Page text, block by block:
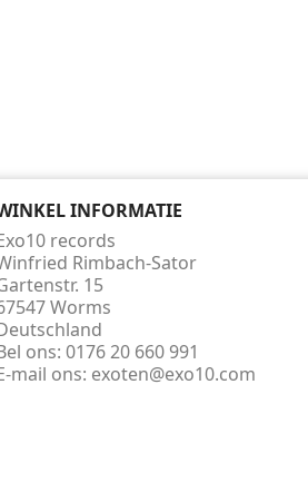
INFORMATIE
records
Rimbach-Sator
15
Worms
ons: 0176 20 660 991
mail ons: exoten@exo10.com